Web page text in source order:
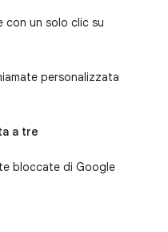
con un solo clic su
personalizzata
a tre
bloccate di Google